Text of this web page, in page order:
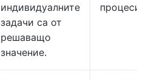
индивидуалните
задачи са от
решаващо
значение.
процеси.